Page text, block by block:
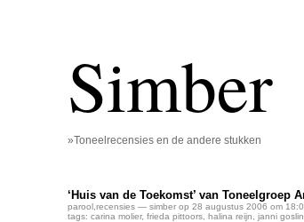
Simber
»Toneelrecensies en de andere stukken
‘Huis van de Toekomst’ van Toneelgroep
parool recensies — simber op 28 augustus 2006 om
tags: carina molier, frieda pittoors halina reijn janni